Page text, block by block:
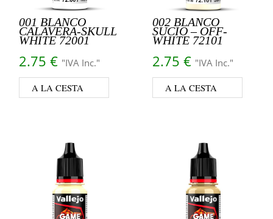
001 BLANCO
CALAVERA-SKULL
WHITE 72001
2.75 € "IVA Inc."
A LA CESTA
002 BLANCO
SUCIO – OFF-
WHITE 72101
2.75 € "IVA Inc."
A LA CESTA